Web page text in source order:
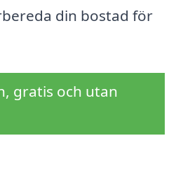
din bostad för
gratis och utan